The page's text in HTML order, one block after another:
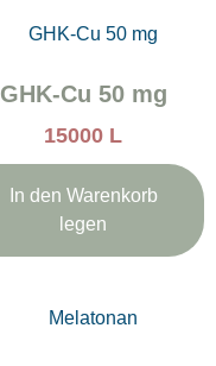
GHK-Cu 50 mg
15000 L
In den Warenkorb
legen